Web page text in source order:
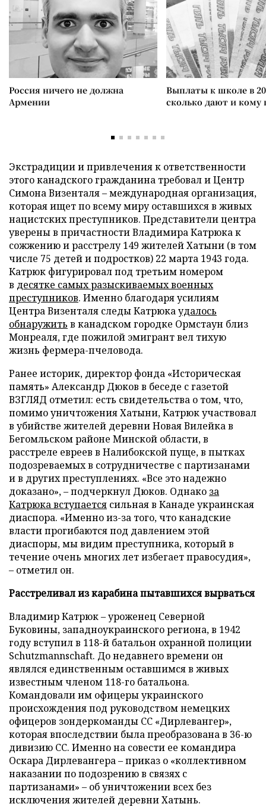
Россия ничего не должна
Армении
Выплаты к школе в
сколько дают и
Экстрадиции и привлечения к ответственности
этого канадского гражданина требовал и Центр
Симона Визенталя – международная организация,
которая ищет по всему миру оставшихся в живых
нацистских преступников. Представители центра
уверены в причастности Владимира Катрюка к
сожжению и расстрелу 149 жителей Хатыни (в том
числе 75 детей и подростков) 22 марта 1943 года.
Катрюк фигурировал под третьим номером
в десятке самых разыскиваемых военных
преступников. Именно благодаря усилиям
Центра Визенталя следы Катрюкаудалось
обнаружить в канадском городке Ормстаун близ
Монреаля, где пожилой эмигрант вел тихую
жизнь фермера-пчеловода.
Ранее историк, директор фонда «Историческая
память» Александр Дюков в беседе с газетой
ВЗГЛЯД отметил: есть свидетельства о том, что,
помимо уничтожения Хатыни, Катрюк участвовал
в убийстве жителей деревни Новая Вилейка в
Бегомльском районе Минской области, в
расстреле евреев в Налибокской пуще, в пытках
подозреваемых в сотрудничестве с партизанами
и в других преступлениях. «Все это надежно
доказано», – подчеркнул Дюков. Однако за
Катрюка вступается сильная в Канаде украинская
диаспора. «Именно из-за того, что канадские
власти прогибаются под давлением этой
диаспоры, мы видим преступника, который в
течение очень многих лет избегает правосудия»,
– отметил он.
Расстреливал из карабина пытавшихся вырваться
Владимир Катрюк – уроженец Северной
Буковины, западноукраинского региона, в 1942
году вступил в 118-й батальон охранной полиции
Schutzmannschaft. До недавнего времени он
являлся единственным оставшимся в живых
известным членом 118-го батальона.
Командовали им офицеры украинского
происхождения под руководством немецких
офицеров зондеркоманды СС «Дирлевангер»,
которая впоследствии была преобразована в 36-ю
дивизию СС. Именно на совести ее командира
Оскара Дирлевангера – приказ о «коллективном
наказании по подозрению в связях с
партизанами» – об уничтожении всех без
исключения жителей деревни Хатынь.